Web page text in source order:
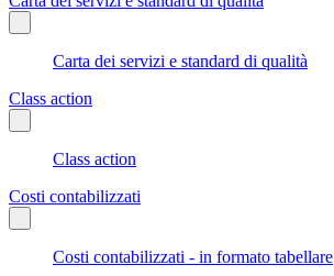
Carta dei servizi e standard di qualità
Class action
Class action
Costi contabilizzati
Costi contabilizzati - in formato tabellare